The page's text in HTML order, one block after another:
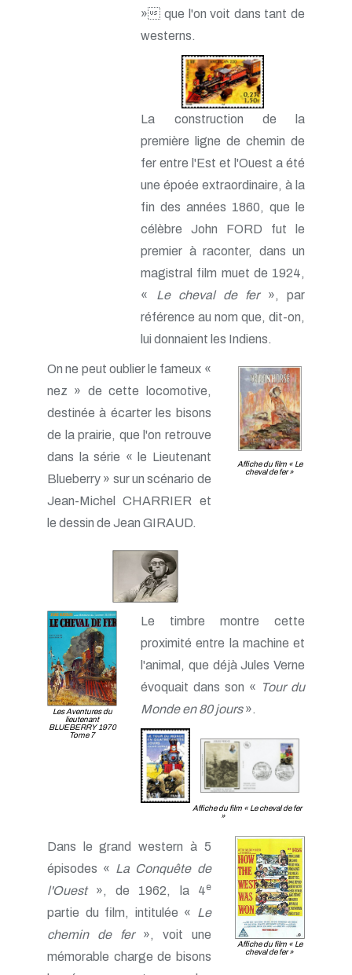
» que l'on voit dans tant de
westerns.
La construction de la
première ligne de chemin de
fer entre l'Est et l'Ouest a été
une époée extraordinaire, à la
fin des années 1860, que le
célèbre John FORD fut le
premier à raconter, dans un
magistral film muet de 1924,
« Le cheval de fer», par
référence au nom que, dit-on,
lui donnaient les Indiens.
On ne peut oublier le fameux «
nez » de cette locomotive,
destinée à écarter les bisons
de la prairie, que l'on retrouve
dans la série « le Lieutenant
Blueberry » sur un scénario de
Jean-Michel CHARRIER et
le dessin de Jean GIRAUD.
Affiche du film « Le
cheval de fer»
Les Aventures du
lieutenant
BLUEBERRY 1970
Tome 7
Le timbre montre cette
proximité entre la machine et
l'animal, que déjà Jules Verne
évoquait dans son « Tour du
Monde en 80 jours».
Affiche du film « Le cheval de fer
»
Dans le grand western à 5
épisodes « La Conquête de
l'Ouest », de 1962, la 4e
partie du film, intitulée « Le
chemin de fer », voit une
mémorable charge de bisons
Affiche du film « Le
cheval de fer»